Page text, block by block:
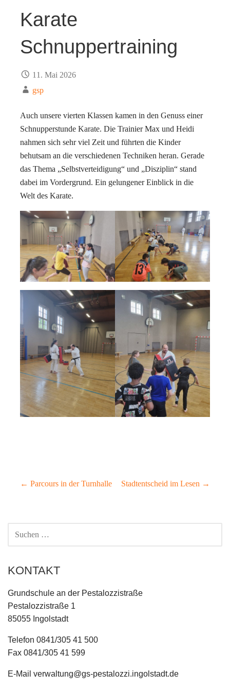
Karate
Schnuppertraining
11. Mai 2026
gsp
Auch unsere vierten Klassen kamen in den Genuss einer
Schnupperstunde Karate. Die Trainier Max und Heidi
nahmen sich sehr viel Zeit und führten die Kinder
behutsam an die verschiedenen Techniken heran. Gerade
das Thema „Selbstverteidigung“ und „Disziplin“ stand
dabei im Vordergrund. Ein gelungener Einblick in die
Welt des Karate.
Beitragsnavigation
← Parcours in der Turnhalle Stadtentscheid im Lesen →
KONTAKT
Grundschule an der Pestalozzistraße
Pestalozzistraße 1
85055 Ingolstadt
Telefon 0841/305 41 500
Fax 0841/305 41 599
E-Mail verwaltung@gs-pestalozzi.ingolstadt.de